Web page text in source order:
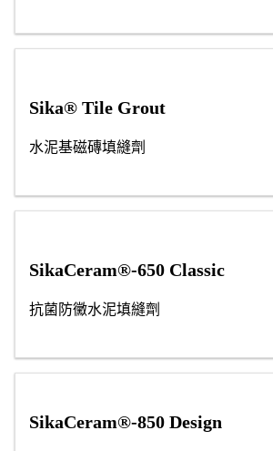
Sika® Tile Grout
水泥基磁磚填縫劑
SikaCeram®-650 Classic
抗菌防黴水泥填縫劑
SikaCeram®-850 Design